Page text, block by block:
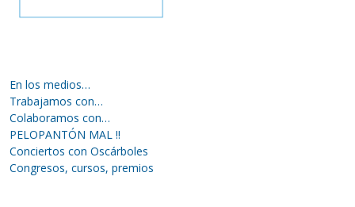
En los medios…
Trabajamos con…
Colaboramos con…
PELOPANTÓN MAL !!
Conciertos con Oscárboles
Congresos, cursos, premios